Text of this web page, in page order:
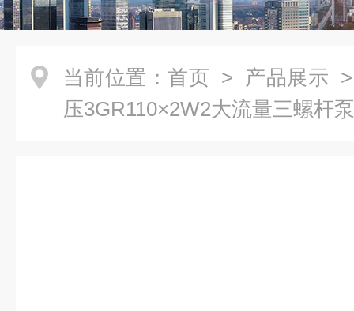
当前位置： 首页 > 产品展示
压3GR110×2W2大流量三螺杆